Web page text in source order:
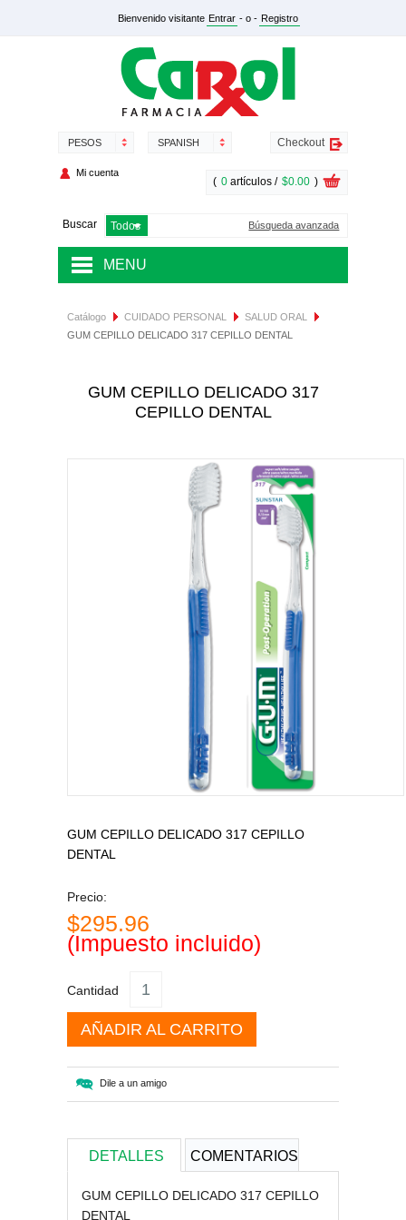
Bienvenido visitante Entrar - o - Registro
SPANISH
PESOS
Mi cuenta
Buscar Búsqueda avanzada
( 0 artículos / $0.00 )
Checkout
MENU
SALUD Y NUTRICIÓN
CUIDADO PERSONAL
TODAS LAS CATEGORÍAS
Catálogo CUIDADO PERSONAL
SALUD ORAL
GUM CEPILLO DELICADO 317 CEPILLO DENTAL
GUM CEPILLO DELICADO 317
CEPILLO DENTAL
GUM CEPILLO DELICADO 317 CEPILLO
DENTAL
Precio:
$295.96
(Impuesto incluido)
Cantidad
AÑADIR AL CARRITO
Dile a un amigo
DETALLES COMENTARIOS
GUM CEPILLO DELICADO 317 CEPILLO
DENTAL